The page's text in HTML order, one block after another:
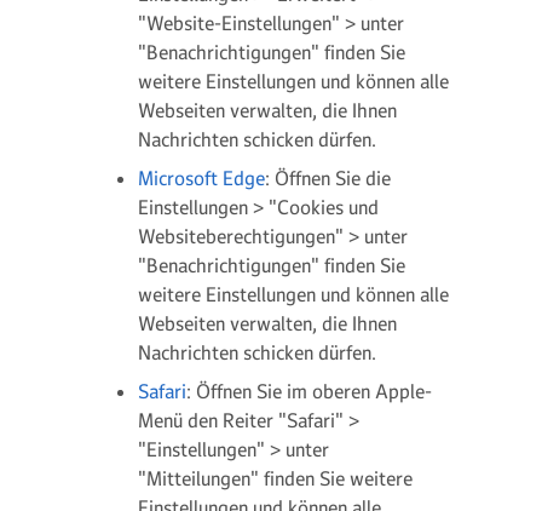
"Website-Einstellungen" > unter
"Benachrichtigungen" finden Sie
weitere Einstellungen und können alle
Webseiten verwalten, die Ihnen
Nachrichten schicken dürfen.
Microsoft Edge: Öffnen Sie die
Einstellungen > "Cookies und
Websiteberechtigungen" > unter
"Benachrichtigungen" finden Sie
weitere Einstellungen und können alle
Webseiten verwalten, die Ihnen
Nachrichten schicken dürfen.
Safari: Öffnen Sie im oberen Apple-
Menü den Reiter "Safari" >
"Einstellungen" > unter
"Mitteilungen" finden Sie weitere